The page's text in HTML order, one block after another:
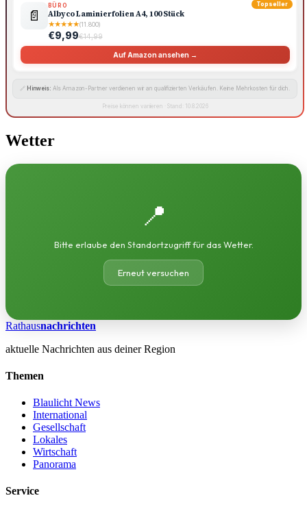
Topseller
📄
BÜRO
Albyco Laminierfolien A4, 100 Stück
★★★★★(11.800)
€9,99€14,99
Auf Amazon ansehen →
🔗 Hinweis: Als Amazon-Partner verdienen wir an qualifizierten Verkäufen. Keine Mehrkosten für dich.
Preise können variieren · Stand: 10.8.2026
Wetter
📍
Bitte erlaube den Standortzugriff für das Wetter.
Erneut versuchen
Rathausnachrichten
aktuelle Nachrichten aus deiner Region
Themen
Blaulicht News
International
Gesellschaft
Lokales
Wirtschaft
Panorama
Service